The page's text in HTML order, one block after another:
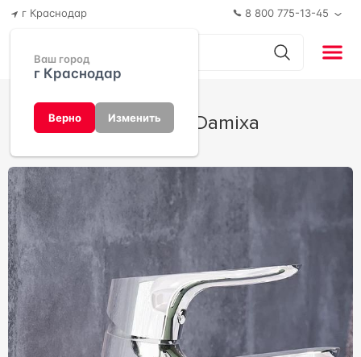
г Краснодар
Ваш город
г Краснодар
Верно Изменить
8 800 775-13-45
Jupiter от Damixa